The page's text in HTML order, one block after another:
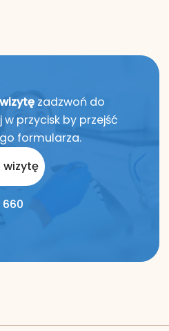
zadzwoń do
przycisk by przejść
formularza.
wizytę